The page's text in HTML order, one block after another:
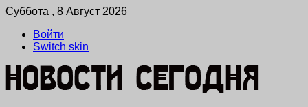
Суббота , 8 Август 2026
Войти
Switch skin